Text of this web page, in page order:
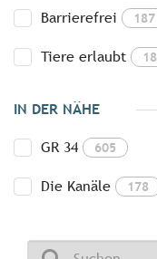
Barrierefrei 187
Tiere erlaubt 18
IN DER NÄHE
GR 34 605
Die Kanäle 178